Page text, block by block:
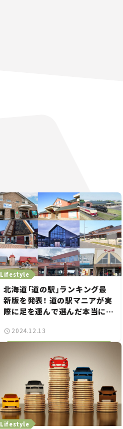
Lifestyle
北海道「道の駅」ランキング最
新版を発表！ 道の駅マニアが実
際に足を運んで選んだ本当にオ
2024.12.13
Lifestyle